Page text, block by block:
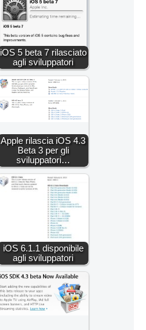
iOS 5 beta 7 rilasciato
agli sviluppatori
Apple rilascia iOS 4.3
Beta 3 per gli
sviluppatori…
iOS 6.1.1 disponibile
agli sviluppatori